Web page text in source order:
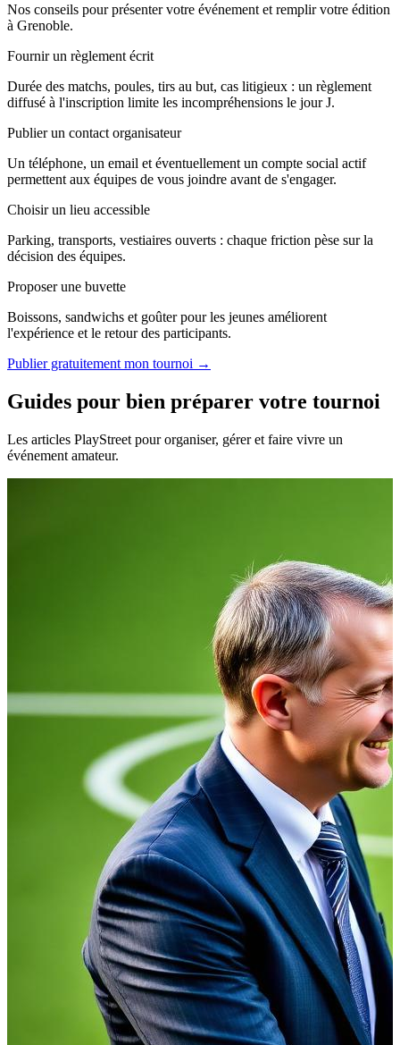
Nos conseils pour présenter votre événement et remplir votre édition
à Grenoble.
Fournir un règlement écrit
Durée des matchs, poules, tirs au but, cas litigieux : un règlement
diffusé à l'inscription limite les incompréhensions le jour J.
Publier un contact organisateur
Un téléphone, un email et éventuellement un compte social actif
permettent aux équipes de vous joindre avant de s'engager.
Choisir un lieu accessible
Parking, transports, vestiaires ouverts : chaque friction pèse sur la
décision des équipes.
Proposer une buvette
Boissons, sandwichs et goûter pour les jeunes améliorent
l'expérience et le retour des participants.
Publier gratuitement mon tournoi →
Guides pour bien préparer votre tournoi
Les articles PlayStreet pour organiser, gérer et faire vivre un
événement amateur.